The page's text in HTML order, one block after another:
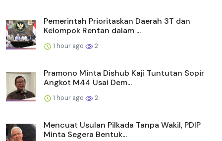
Pemerintah Prioritaskan Daerah 3T dan
Kelompok Rentan dalam ...
1 hour ago 2
Pramono Minta Dishub Kaji Tuntutan Sopir
Angkot M44 Usai Dem...
1 hour ago 2
Mencuat Usulan Pilkada Tanpa Wakil, PDIP
Minta Segera Bentuk...